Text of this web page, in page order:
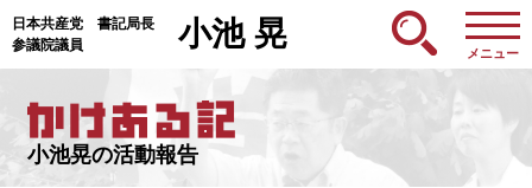
日本共産党 書記局長
参議院議員
小池 晃
メニュー
小池晃の活動報告